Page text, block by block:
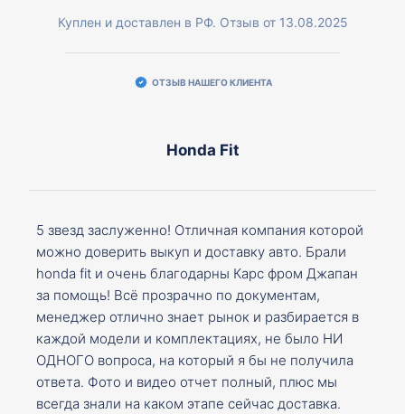
Куплен и доставлен в РФ. Отзыв от 13.08.2025
ОТЗЫВ НАШЕГО КЛИЕНТА
Honda Fit
5 звезд заслуженно! Отличная компания которой
можно доверить выкуп и доставку авто. Брали
honda fit и очень благодарны Карс фром Джапан
за помощь! Всё прозрачно по документам,
менеджер отлично знает рынок и разбирается в
каждой модели и комплектациях, не было НИ
ОДНОГО вопроса, на который я бы не получила
ответа. Фото и видео отчет полный, плюс мы
всегда знали на каком этапе сейчас доставка.